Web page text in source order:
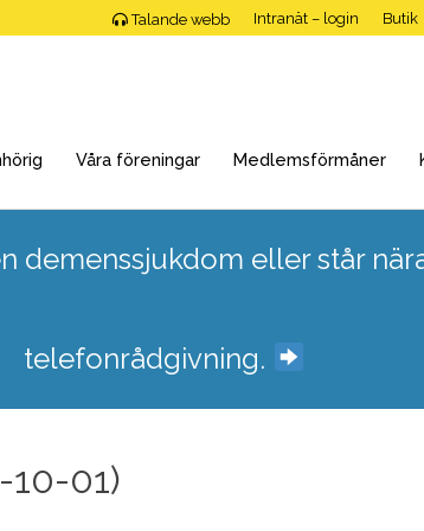
Talande webb Intranät – login Butik
Våra föreningar Medlemsförmåner
demenssjukdom eller står
telefonrådgivning.
01)